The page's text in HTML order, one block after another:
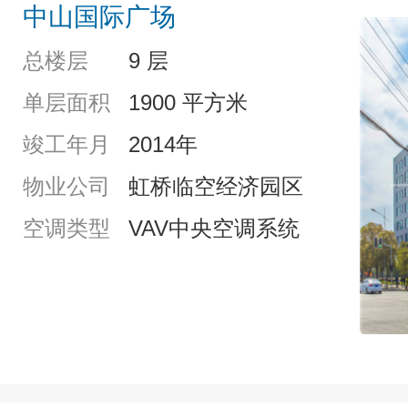
中山国际广场
总楼层
9 层
单层面积
1900 平方米
竣工年月
2014年
物业公司
虹桥临空经济园区
空调类型
VAV中央空调系统